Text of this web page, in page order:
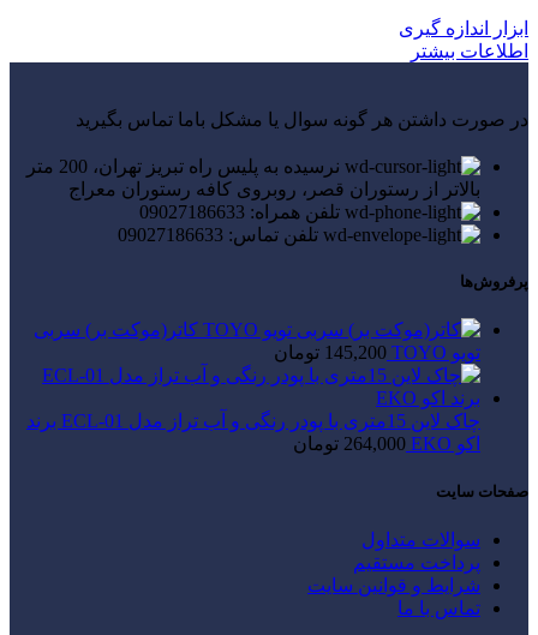
ابزار اندازه گیری
اطلاعات بیشتر
در صورت داشتن هر گونه سوال یا مشکل باما تماس بگیرید
نرسیده به پلیس راه تبریز تهران، 200 متر
بالاتر از رستوران قصر، روبروی کافه رستوران معراج
تلفن همراه: 09027186633
تلفن تماس: 09027186633
پرفروش‌ها
کاتر(موکت بر) سربی
تویو TOYO
145,200 تومان
چاک لاین 15متری با پودر رنگی و آب تراز مدل ECL-01 برند
اکو EKO
264,000 تومان
صفحات سایت
سوالات متداول
پرداخت مستقیم
شرایط و قوانین سایت
تماس با ما